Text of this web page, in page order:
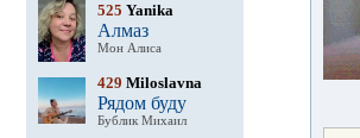
525 Yanika
Алмаз
Мон Алиса
429 Miloslavna
Рядом буду
Бублик Михаил